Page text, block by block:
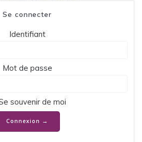
Se connecter
Identifiant
Mot de passe
souvenir de moi